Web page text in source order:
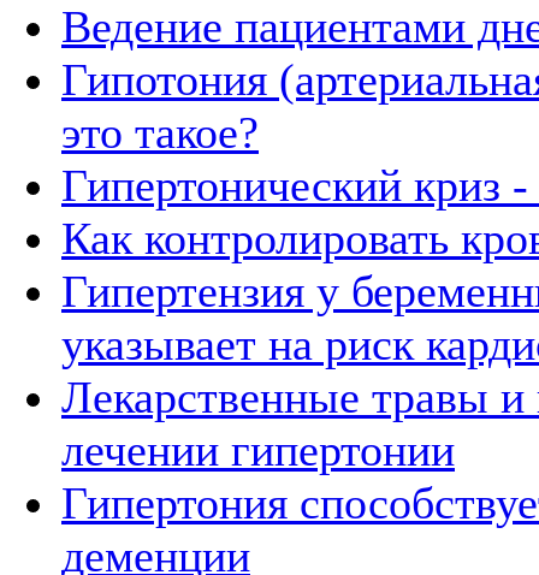
Ведение пациентами
Гипотония
это такое?
Гипертонический криз -
Как контролировать
Гипертензия у
указывает на риск
Лекарственные травы
лечении гипертонии
Гипертония
деменции